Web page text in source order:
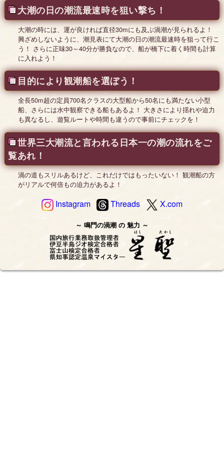
大潮の日の潮流最速時を狙い撃ち！
大潮の時には、運が良ければ直径30mにも及ぶ渦潮が見られるよ！
興ざめしないように、潮見表にて大潮の日の潮流最速時を狙って行こ
う！ さらに正味30～40分が勝負なので、船が橋下に着く時間も計算
に入れよう！
目的により観潮船を選ぼう！
全長50m超の定員700名クラスの大型船から50名にも満たない小型
船、さらには水中観察できる船もあるよ！ 大きさにより揺れや迫力
も異なるし、遊覧ルートや時間も違うので事前にチェックを！
世界三大潮流と言われる日本一の潮の流れをご
覧あれ！
渦の道もスリルあるけど、これだけではもったいない！ 観潮船の方
がリアルで何倍もの迫力があるよ！
Instagram Threads X.com
鳴門の渦潮 の 魅力